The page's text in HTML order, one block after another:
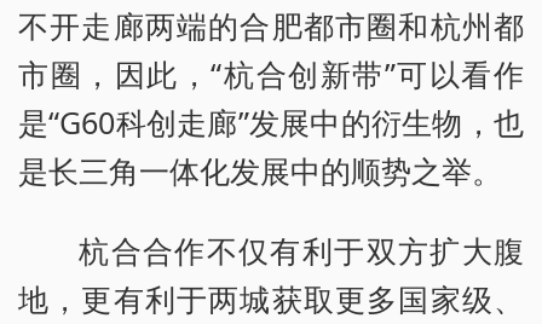
不开走廊两端的合肥都市圈和杭州都
市圈，因此，“杭合创新带”可以看作
是“G60科创走廊”发展中的衍生物，也
是长三角一体化发展中的顺势之举。
杭合合作不仅有利于双方扩大腹
地，更有利于两城获取更多国家级、